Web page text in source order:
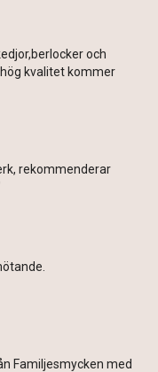
och
kvalitet kommer
rekommenderar
Familjesmycken med